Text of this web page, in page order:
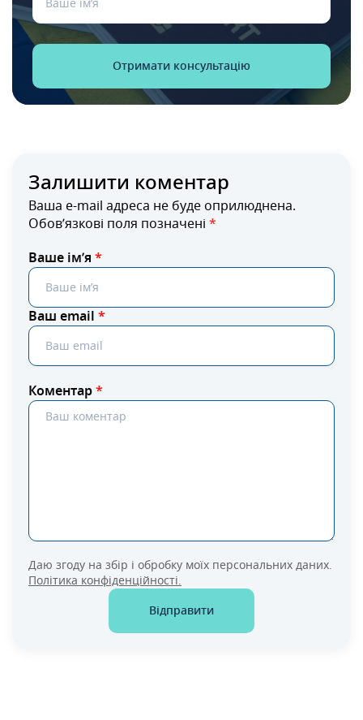
Залишити коментар
Ваша e-mail адреса не буде оприлюднена.
Обов’язкові поля позначені *
Ваше ім’я *
Ваш email *
Коментар*
Даю згоду на збір і обробку моїх персональних даних.
Політика конфіденційності.
Відправити